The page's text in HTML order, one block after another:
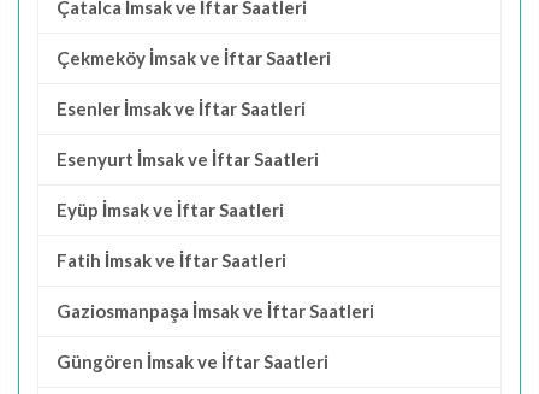
Çatalca İmsak ve İftar Saatleri
Çekmeköy İmsak ve İftar Saatleri
Esenler İmsak ve İftar Saatleri
Esenyurt İmsak ve İftar Saatleri
Eyüp İmsak ve İftar Saatleri
Fatih İmsak ve İftar Saatleri
Gaziosmanpaşa İmsak ve İftar Saatleri
Güngören İmsak ve İftar Saatleri